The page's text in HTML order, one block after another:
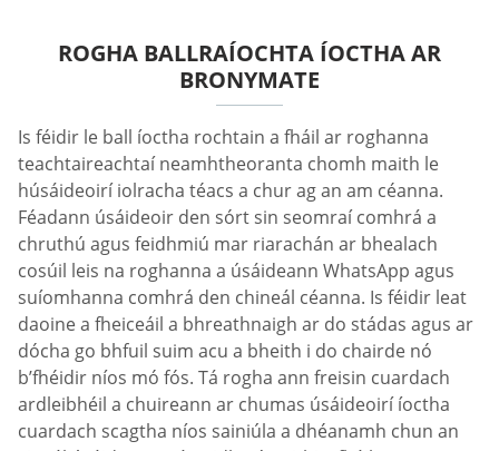
ROGHA BALLRAÍOCHTA ÍOCTHA AR
BRONYMATE
Is féidir le ball íoctha rochtain a fháil ar roghanna
teachtaireachtaí neamhtheoranta chomh maith le
húsáideoirí iolracha téacs a chur ag an am céanna.
Féadann úsáideoir den sórt sin seomraí comhrá a
chruthú agus feidhmiú mar riarachán ar bhealach
cosúil leis na roghanna a úsáideann WhatsApp agus
suíomhanna comhrá den chineál céanna. Is féidir leat
daoine a fheiceáil a bhreathnaigh ar do stádas agus ar
dócha go bhfuil suim acu a bheith i do chairde nó
b’fhéidir níos mó fós. Tá rogha ann freisin cuardach
ardleibhéil a chuireann ar chumas úsáideoirí íoctha
cuardach scagtha níos sainiúla a dhéanamh chun an